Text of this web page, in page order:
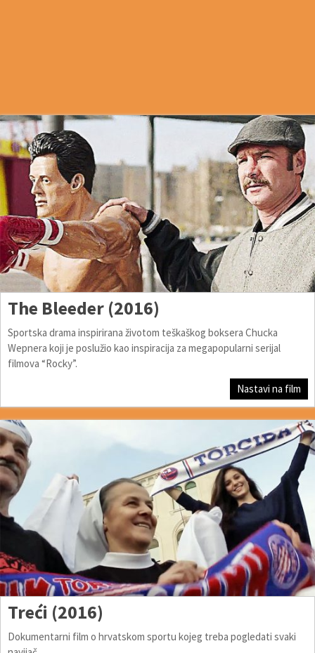
The Bleeder (2016)
Sportska drama inspirirana životom teškaškog boksera Chucka
Wepnera koji je poslužio kao inspiracija za megapopularni serijal
filmova “Rocky”.
Nastavi na film
Treći (2016)
Dokumentarni film o hrvatskom sportu kojeg treba pogledati svaki